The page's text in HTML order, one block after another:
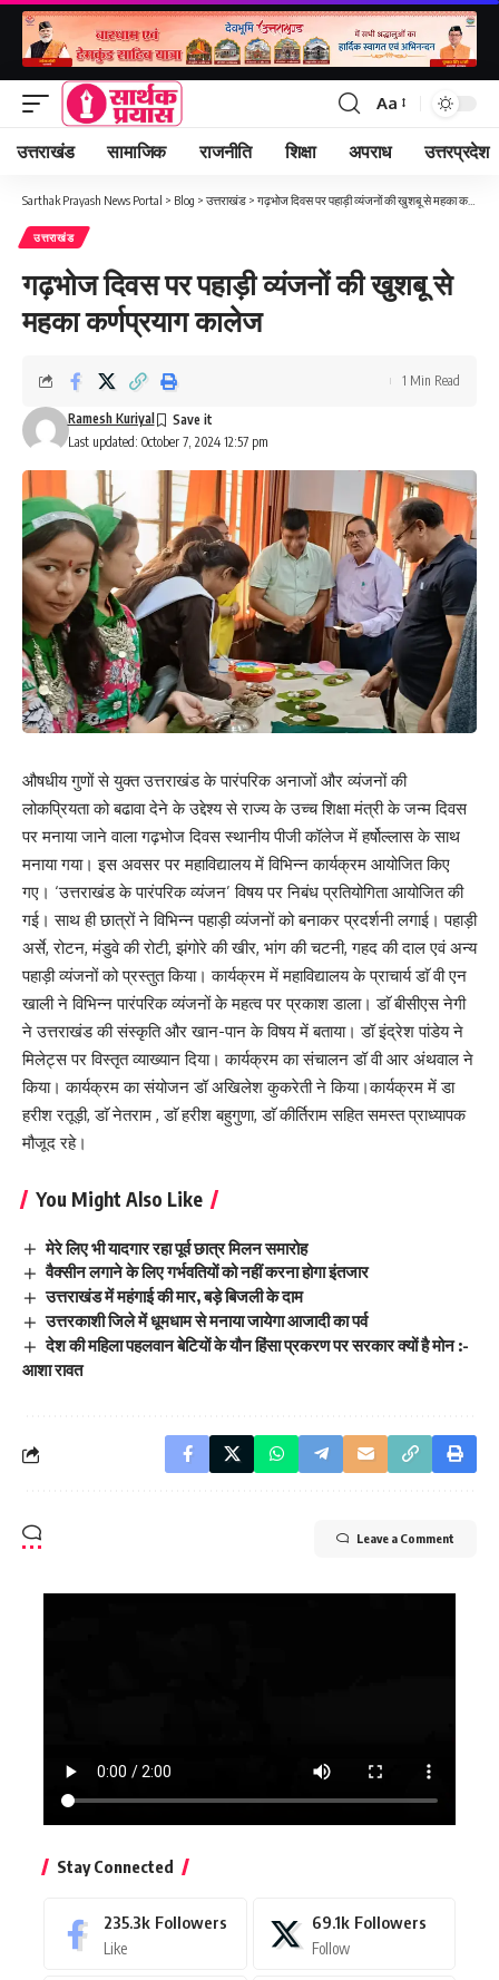
Font
Resizer
Aa
उत्तराखंड सामाजिक राजनीति शिक्षा अपराध उत्तरप्रदेश
Sarthak Prayash News Portal > Blog > उत्तराखंड > गढ़भोज दिवस पर पहाड़ी व्यंजनों की खुशबू से महका कर्णप्रयाग कालेज
उत्तराखंड
गढ़भोज दिवस पर पहाड़ी व्यंजनों की खुशबू से
महका कर्णप्रयाग कालेज
Last updated: October 7, 2024 12:57 pm
Ramesh Kuriyal
1 Min Read
औषधीय गुणों से युक्त उत्तराखंड के पारंपरिक अनाजों और व्यंजनों की
लोकप्रियता को बढावा देने के उद्देश्य से राज्य के उच्च शिक्षा मंत्री के जन्म दिवस
पर मनाया जाने वाला गढ़भोज दिवस स्थानीय पीजी कॉलेज में हर्षोल्लास के साथ
मनाया गया। इस अवसर पर महाविद्यालय में विभिन्न कार्यक्रम आयोजित किए
गए। ‘उत्तराखंड के पारंपरिक व्यंजन’ विषय पर निबंध प्रतियोगिता आयोजित की
गई। साथ ही छात्रों ने विभिन्न पहाड़ी व्यंजनों को बनाकर प्रदर्शनी लगाई। पहाड़ी
अर्से, रोटन, मंडुवे की रोटी, झंगोरे की खीर, भांग की चटनी, गहद की दाल एवं अन्य
पहाड़ी व्यंजनों को प्रस्तुत किया। कार्यक्रम में महाविद्यालय के प्राचार्य डाॅ वी एन
खाली ने विभिन्न पारंपरिक व्यंजनों के महत्व पर प्रकाश डाला। डाॅ बीसीएस नेगी
ने उत्तराखंड की संस्कृति और खान-पान के विषय में बताया। डॉ इंद्रेश पांडेय ने
मिलेट्स पर विस्तृत व्याख्यान दिया। कार्यक्रम का संचालन डॉ वी आर अंथवाल ने
किया। कार्यक्रम का संयोजन डॉ अखिलेश कुकरेती ने किया।कार्यक्रम में डा
हरीश रतूड़ी, डाॅ नेतराम , डाॅ हरीश बहुगुणा, डाॅ कीर्तिराम सहित समस्त प्राध्यापक
मौजूद रहे।
You Might Also Like
मेरे लिए भी यादगार रहा पूर्व छात्र मिलन समारोह
वैक्सीन लगाने के लिए गर्भवतियों को नहीं करना होगा इंतजार
उत्तराखंड में महंगाई की मार, बड़े बिजली के दाम
उत्तरकाशी जिले में धूमधाम से मनाया जायेगा आजादी का पर्व
देश की महिला पहलवान बेटियों के यौन हिंसा प्रकरण पर सरकार क्यों है मोन :-
आशा रावत
Leave a Comment
Stay Connected
235.3k Followers
Like
69.1k Followers
Follow